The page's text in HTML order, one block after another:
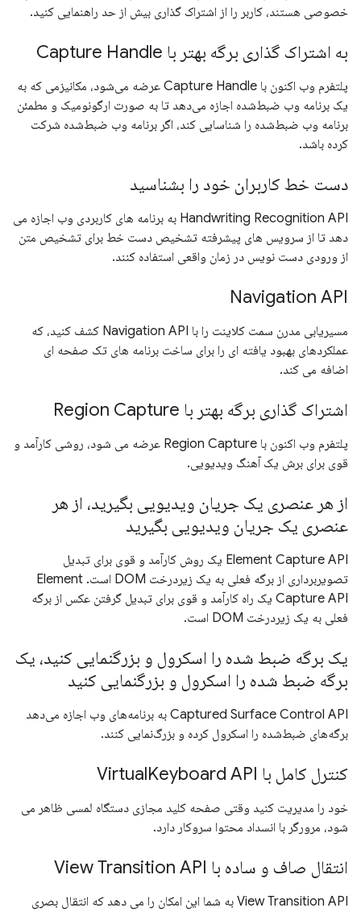
خصوصی هستند، کاربر را از اشتراک گذاری بیش از حد راهنمایی کنید.
به اشتراک گذاری برگه بهتر با Capture Handle
پلتفرم وب اکنون با Capture Handle عرضه می‌شود، مکانیزمی که به
یک برنامه وب ضبط‌شده اجازه می‌دهد تا به صورت ارگونومیک و مطمئن
برنامه وب ضبط‌شده را شناسایی کند، اگر برنامه وب ضبط‌شده شرکت
کرده باشد.
دست خط کاربران خود را بشناسید
Handwriting Recognition API به برنامه های کاربردی وب اجازه می
دهد تا از سرویس های پیشرفته تشخیص دست خط برای تشخیص متن
از ورودی دست نویس در زمان واقعی استفاده کنند.
Navigation API
مسیریابی مدرن سمت کلاینت را با Navigation API کشف کنید، که
عملکردهای بهبود یافته ای را برای ساخت برنامه های تک صفحه ای
اضافه می کند.
اشتراک گذاری برگه بهتر با Region Capture
پلتفرم وب اکنون با Region Capture عرضه می شود، روشی کارآمد و
قوی برای برش یک آهنگ ویدیویی.
از هر عنصری یک جریان ویدیویی بگیرید، از هر
عنصری یک جریان ویدیویی بگیرید
Element Capture API یک روش کارآمد و قوی برای تبدیل
تصویربرداری از برگه فعلی به یک زیردرخت DOM است. Element
Capture API یک راه کارآمد و قوی برای تبدیل گرفتن عکس از برگه
فعلی به یک زیردرخت DOM است.
یک برگه ضبط شده را اسکرول و بزرگنمایی کنید، یک
برگه ضبط شده را اسکرول و بزرگنمایی کنید
Captured Surface Control API به برنامه‌های وب اجازه می‌دهد
برگه‌های ضبط‌شده را اسکرول کرده و بزرگ‌نمایی کنند.
کنترل کامل با VirtualKeyboard API
خود را مدیریت کنید وقتی صفحه کلید مجازی دستگاه لمسی ظاهر می
شود، مرورگر با انسداد محتوا سروکار دارد.
انتقال صاف و ساده با View Transition API
View Transition API به شما این امکان را می دهد که انتقال بصری